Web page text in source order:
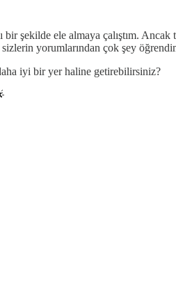
şekilde ele almaya çalıştım. Ancak
yorumlarından çok şey
iyi bir yer haline getirebilirsiniz?